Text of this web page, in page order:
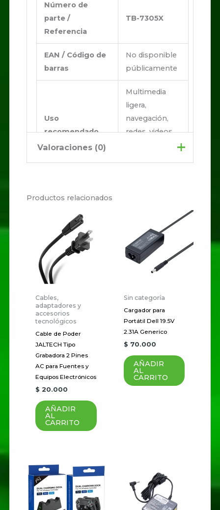
Número de
parte /
Referencia
TB-7305X
EAN / Código de
barras
No disponible
públicamente
Uso
recomendado
Multimedia
ligera,
navegación,
redes, videos,
Valoraciones (0)
Sé el primero en valorar
“LENOVO TAB 7 TB-
7305X”
Tu dirección de correo
electrónico no será publicada.
Los campos obligatorios están
marcados con
Tu
puntuación
Tu valoración
Nombre
Correo electrónico
Guardar mi nombre, correo
Productos relacionados
Cables,
adaptadores y
accesorios
tecnológicos
Cable de Poder
JALTECH Tipo
Grabadora 2 Pines
AC para Fuentes y
Equipos Electrónicos
$ 20.000
AÑADIR
AL
CARRITO
Sin categoría
Cargador para
Portátil Dell 19.5V
2.31A Generico
$ 70.000
AÑADIR
AL
CARRITO